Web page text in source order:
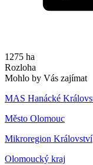
1275 ha
Rozloha
Mohlo by Vás zajímat
MAS Hanácké
Město Olomouc
Mikroregion Království
Olomoucký kraj